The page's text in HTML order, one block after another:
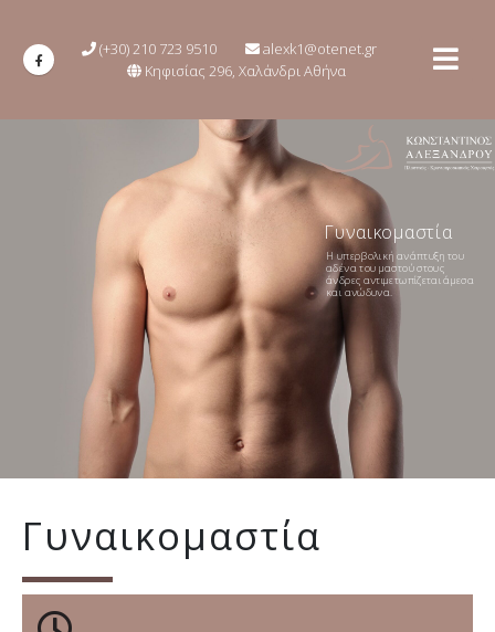
(+30) 210 723 9510
alexk1@otenet.gr
Κηφισίας 296, Χαλάνδρι Αθήνα
Γυναικομαστία
Η υπερβολική ανάπτυξη του
αδένα του μαστού στους
άνδρες αντιμετωπίζεται άμεσα
και ανώδυνα.
Γυναικομαστία